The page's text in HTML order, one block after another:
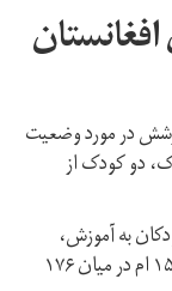
افغانستان
در مورد وضعیت
دو کودک از
به آموزش،
مراقبت‌های بهداشتی، تغذیه و امنیت، در جایگاه ۱۵۷ ام در میان ۱۷۶